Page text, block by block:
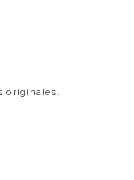
originales.